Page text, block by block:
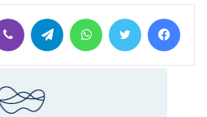
فيسبوك تويتر واتساب تيلقرام